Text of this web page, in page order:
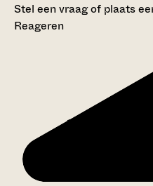
Stel een vraag of plaats
Reageren